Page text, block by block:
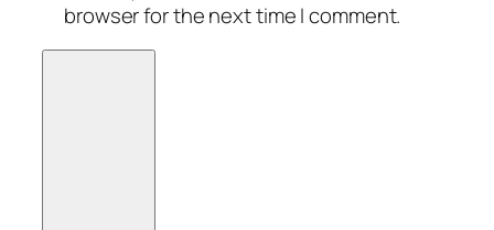
browser for the next time I comment.